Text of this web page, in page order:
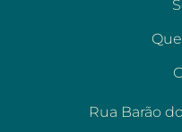
Rua Barão